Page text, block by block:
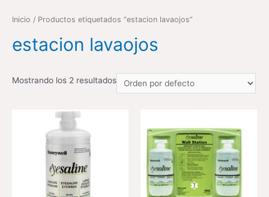
Inicio / Productos etiquetados “estacion lavaojos”
estacion lavaojos
Mostrando los 2 resultados